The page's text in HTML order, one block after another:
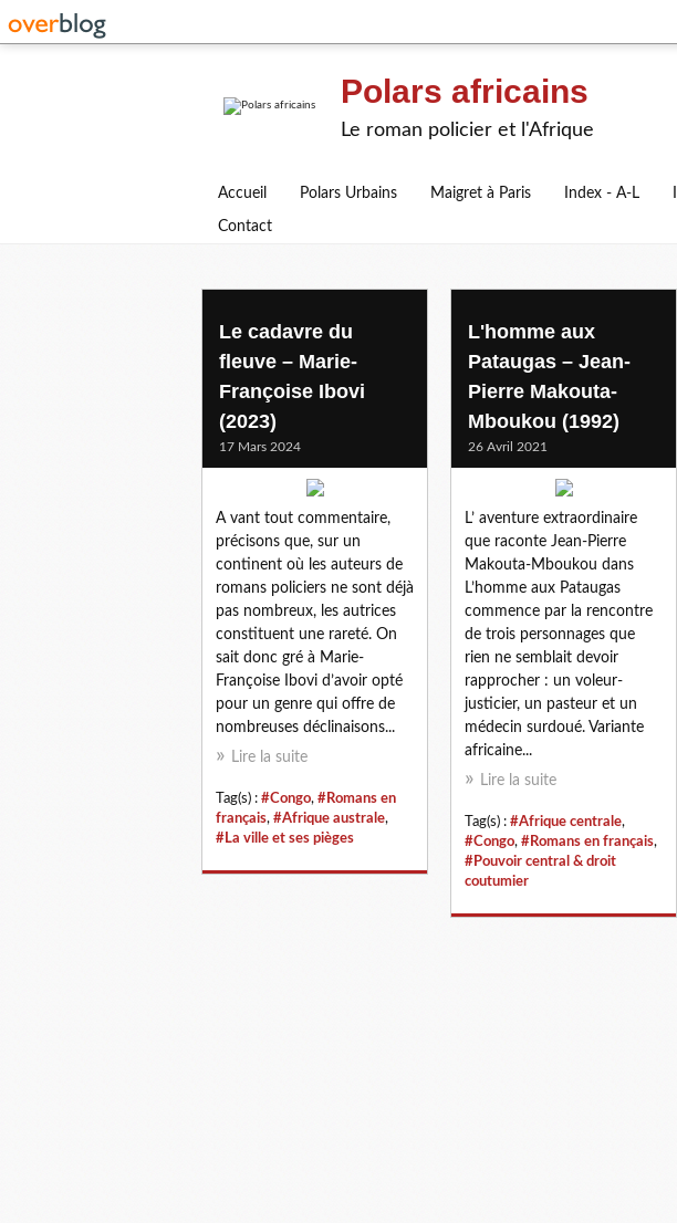
Polars africains
Le roman policier et l'Afrique
Accueil Polars Urbains Maigret à Paris Index - A-L
Contact
congo
Le cadavre du
fleuve – Marie-
Françoise Ibovi
(2023)
17 Mars 2024
A vant tout commentaire,
précisons que, sur un
continent où les auteurs de
romans policiers ne sont déjà
pas nombreux, les autrices
constituent une rareté. On
sait donc gré à Marie-
Françoise Ibovi d’avoir opté
pour un genre qui offre de
nombreuses déclinaisons...
Lire la suite
Tag(s) : #Congo, #Romans en
français, #Afrique australe,
#La ville et ses pièges
L'homme aux
Pataugas – Jean-
Pierre Makouta-
Mboukou (1992)
26 Avril 2021
L’ aventure extraordinaire
que raconte Jean-Pierre
Makouta-Mboukou dans
L’homme aux Pataugas
commence par la rencontre
de trois personnages que
rien ne semblait devoir
rapprocher : un voleur-
justicier, un pasteur et un
médecin surdoué. Variante
africaine...
Lire la suite
Tag(s) : #Afrique centrale,
#Congo, #Romans en français,
#Pouvoir central & droit
coutumier